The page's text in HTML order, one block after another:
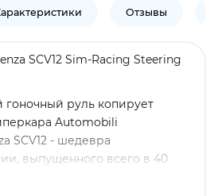
Отзывы
SCV12 Sim-Racing Steering
руль копирует
Automobili
SCV12 - шедевра
выпущенного всего в 40